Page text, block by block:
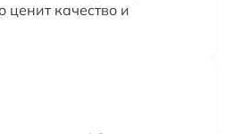
ценит качество и